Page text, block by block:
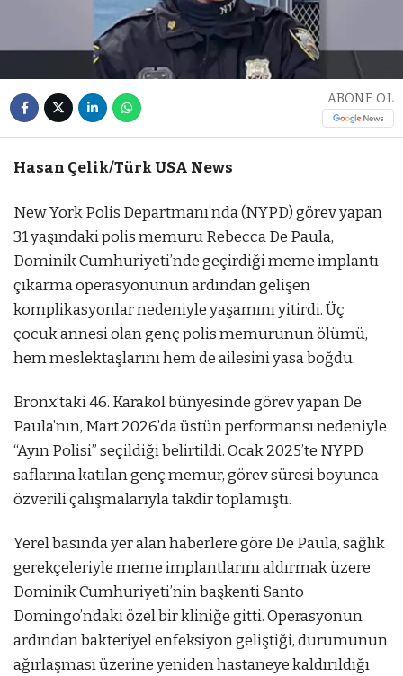
ABONE OL
Hasan Çelik/Türk USA News
New York Polis Departmanı’nda (NYPD) görev yapan
31 yaşındaki polis memuru Rebecca De Paula,
Dominik Cumhuriyeti’nde geçirdiği meme implantı
çıkarma operasyonunun ardından gelişen
komplikasyonlar nedeniyle yaşamını yitirdi. Üç
çocuk annesi olan genç polis memurunun ölümü,
hem meslektaşlarını hem de ailesini yasa boğdu.
Bronx’taki 46. Karakol bünyesinde görev yapan De
Paula’nın, Mart 2026’da üstün performansı nedeniyle
“Ayın Polisi” seçildiği belirtildi. Ocak 2025’te NYPD
saflarına katılan genç memur, görev süresi boyunca
özverili çalışmalarıyla takdir toplamıştı.
Yerel basında yer alan haberlere göre De Paula, sağlık
gerekçeleriyle meme implantlarını aldırmak üzere
Dominik Cumhuriyeti’nin başkenti Santo
Domingo’ndaki özel bir kliniğe gitti. Operasyonun
ardından bakteriyel enfeksiyon geliştiği, durumunun
ağırlaşması üzerine yeniden hastaneye kaldırıldığı